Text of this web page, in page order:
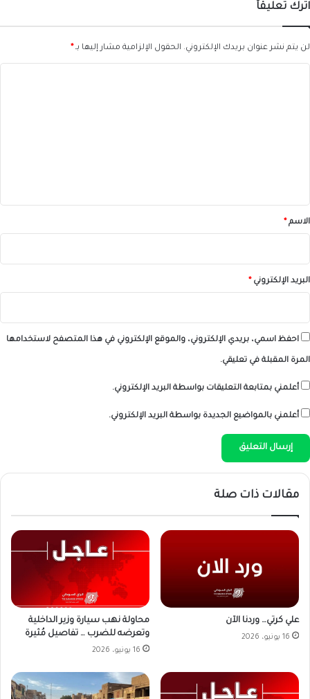
اترك تعليقاً
لن يتم نشر عنوان بريدك الإلكتروني. الحقول الإلزامية مشار إليها بـ*
*الاسم*
البريد الإلكتروني*
احفظ اسمي، بريدي الإلكتروني، والموقع الإلكتروني في هذا المتصفح لاستخدامها
المرة المقبلة في تعليقي.
أعلمني بمتابعة التعليقات بواسطة البريد الإلكتروني.
أعلمني بالمواضيع الجديدة بواسطة البريد الإلكتروني.
مقالات ذات صلة
علي كرتي… وردنا الآن
16 يونيو، 2026
محاولة نهب سيارة وزير الداخلية
وتعرضه للضرب … تفاصيل مُثيرة
16 يونيو، 2026